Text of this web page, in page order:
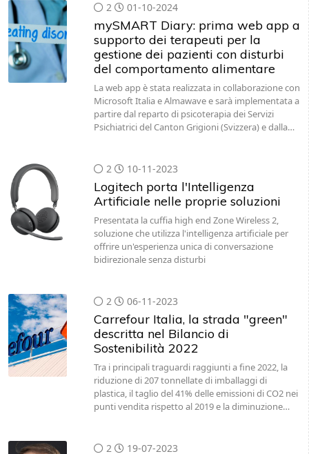
2 01-10-2024
mySMART Diary: prima web app a
supporto dei terapeuti per la
gestione dei pazienti con disturbi
del comportamento alimentare
La web app è stata realizzata in collaborazione con
Microsoft Italia e Almawave e sarà implementata a
partire dal reparto di psicoterapia dei Servizi
Psichiatrici del Canton Grigioni (Svizzera) e dalla…
2 10-11-2023
Logitech porta l'Intelligenza
Artificiale nelle proprie soluzioni
Presentata la cuffia high end Zone Wireless 2,
soluzione che utilizza l'intelligenza artificiale per
offrire un'esperienza unica di conversazione
bidirezionale senza disturbi
2 06-11-2023
Carrefour Italia, la strada "green"
descritta nel Bilancio di
Sostenibilità 2022
Tra i principali traguardi raggiunti a fine 2022, la
riduzione di 207 tonnellate di imballaggi di
plastica, il taglio del 41% delle emissioni di CO2 nei
punti vendita rispetto al 2019 e la diminuzione…
2 19-07-2023